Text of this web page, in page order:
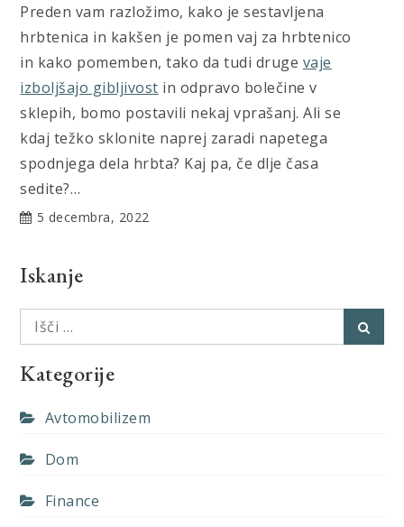
Preden vam razložimo, kako je sestavljena
hrbtenica in kakšen je pomen vaj za hrbtenico
in kako pomemben, tako da tudi druge vaje
izboljšajo gibljivost in odpravo bolečine v
sklepih, bomo postavili nekaj vprašanj. Ali se
kdaj težko sklonite naprej zaradi napetega
spodnjega dela hrbta? Kaj pa, če dlje časa
sedite?…
5 decembra, 2022
Iskanje
Išči:
Kategorije
Avtomobilizem
Dom
Finance